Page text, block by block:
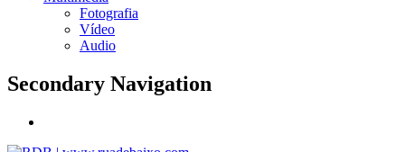
Fotografia
Vídeo
Audio
Secondary Navigation